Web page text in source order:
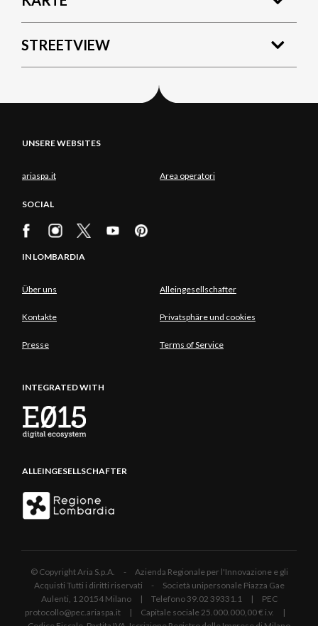
STREETVIEW
UNSERE WEBSITES
ariaspa.it Area operatori
SOCIAL
IN LOMBARDIA
Über uns Alleingesellschafter
Kontakte Privatsphäre und cookies
Presse Terms of Service
INTEGRATED WITH
ALLEINGESELLSCHAFTER
© Copyright Aria S.p.A. - Azienda Regionale per l'Innovazione e gli
Acquisti Tutti i diritti riservati - Società unipersonale Piazza Gae
Aulenti, 1 20154 Milano | Telefono 39.02 39331.1 | PEC
protocollo@pec.ariaspa.it | Capitale sociale 25.000.000,00 € i.v. |